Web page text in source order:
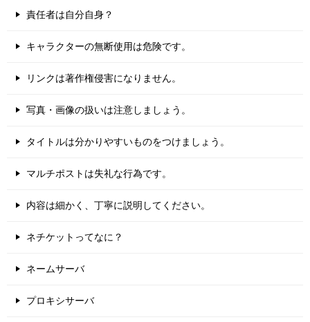
責任者は自分自身？
キャラクターの無断使用は危険です。
リンクは著作権侵害になりません。
写真・画像の扱いは注意しましょう。
タイトルは分かりやすいものをつけましょう。
マルチポストは失礼な行為です。
内容は細かく、丁寧に説明してください。
ネチケットってなに？
ネームサーバ
プロキシサーバ